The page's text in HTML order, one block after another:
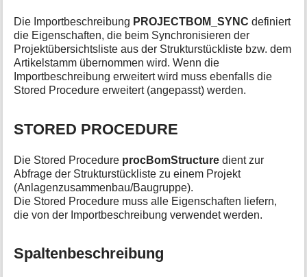
Die Importbeschreibung PROJECTBOM_SYNC definiert
die Eigenschaften, die beim Synchronisieren der
Projektübersichtsliste aus der Strukturstückliste bzw. dem
Artikelstamm übernommen wird. Wenn die
Importbeschreibung erweitert wird muss ebenfalls die
Stored Procedure erweitert (angepasst) werden.
STORED PROCEDURE
Die Stored Procedure procBomStructure dient zur
Abfrage der Strukturstückliste zu einem Projekt
(Anlagenzusammenbau/Baugruppe).
Die Stored Procedure muss alle Eigenschaften liefern,
die von der Importbeschreibung verwendet werden.
Spaltenbeschreibung